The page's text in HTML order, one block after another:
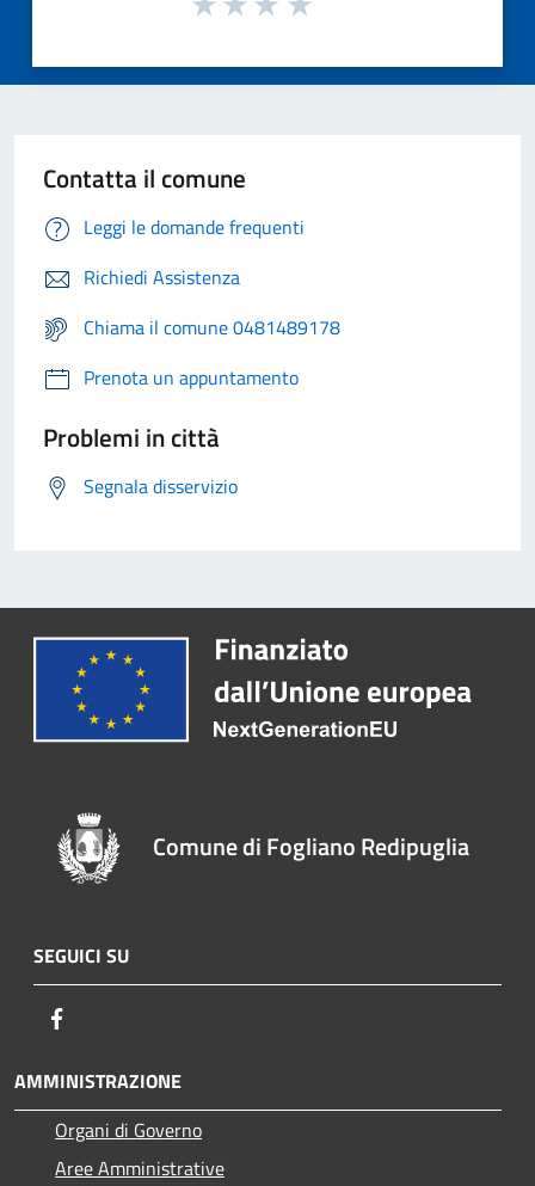
Contatta il comune
Leggi le domande frequenti
Richiedi Assistenza
Chiama il comune 0481489178
Prenota un appuntamento
Problemi in città
Segnala disservizio
Comune di Fogliano Redipuglia
SEGUICI SU
AMMINISTRAZIONE
Organi di Governo
Aree Amministrative